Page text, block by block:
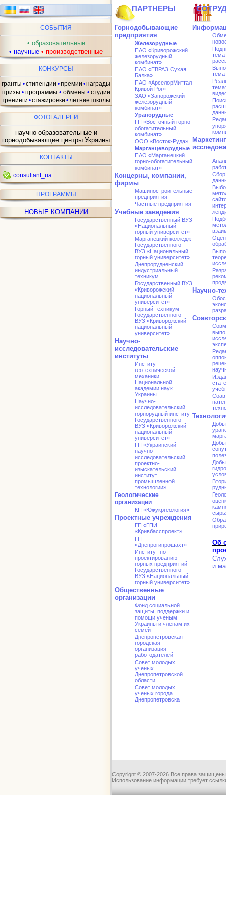
СОБЫТИЯ
• образовательные
• научные • производственные
КОНКУРСЫ
гранты •стипендии •премии •награды
призы • программы • обмены • студии
тренинги •стажировки •летние школы
ФОТОГАЛЕРЕИ
научно-образовательные и
горнодобывающие центры Украины
КОНТАКТЫ
consultant_ua
ПРОГРАММЫ
НОВЫЕ КОМПАНИИ
ПАРТНЕРЫ
Горнодобывающие
предприятия
Железорудные
ПАО «Криворожский
железорудный
комбинат»
ПАО «ЕВРАЗ Сухая
Балка»
ПАО «АрселорMиттал
Кривой Рог»
ЗАО «Запорожский
железорудный
комбинат»
Уранорудные
ГП «Восточный горно-
обогатительный
комбинат»
ООО «Восток-Руда»
Марганцеворудные
ПАО «Марганецкий
горно-обогатительный
комбинат»
Концерны, компании,
фирмы
Машиностроительные
предприятия
Частные предприятия
Учебные заведения
Государственный ВУЗ
«Национальный
горный университет»
Марганецкий колледж
Государственного
ВУЗ «Национальный
горный университет»
Днепрорудненский
индустриальный
техникум
Государственный ВУЗ
«Криворожский
национальный
университет»
Горный техникум
Государственного
ВУЗ «Криворожский
национальный
университет»
Научно-
исследовательские
институты
Институт
геотехнической
механики
Национальной
академии наук
Украины
Научно-
исследовательский
горнорудный институт
Государственного
ВУЗ «Криворожский
национальный
университет»
ГП «Украинский
научно-
исследовательский
проектно-
изыскательский
институт
промышленной
технологии»
Геологические
организации
КП «Южукргеология»
Проектные учреждения
ГП «ГПИ
«Кривбасспроект»
ГП
«Днепрогипрошахт»
Институт по
проектированию
горных предприятий
Государственного
ВУЗ «Национальный
горный университет»
Общественные
организации
Фонд социальной
защиты, поддержки и
помощи ученым
Украины и членам их
семей
Днепропетровская
городская
организация
работодателей
Совет молодых
ученых
Днепропетровской
области
Совет молодых
ученых города
Днепропетровска
Сбор
Научно-
Об
и
Copyrignt © 2007-2026 Все права
Использование информации требует